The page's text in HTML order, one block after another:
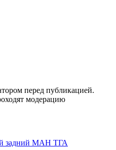
перед публикацией.
модерацию